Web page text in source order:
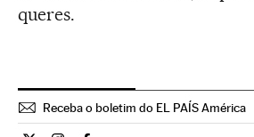
queres.
Receba o boletim do EL PAÍS América